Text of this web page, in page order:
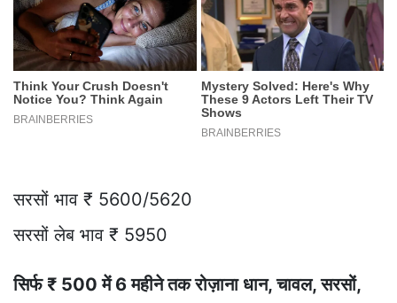
सरसों भाव ₹ 5600/5620
सरसों लेब भाव ₹ 5950
सिर्फ ₹ 500 में 6 महीने तक रोज़ाना धान, चावल, सरसों,